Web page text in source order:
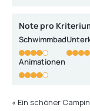
Note pro
Schwimmbad
Animationen
« Ein schöner